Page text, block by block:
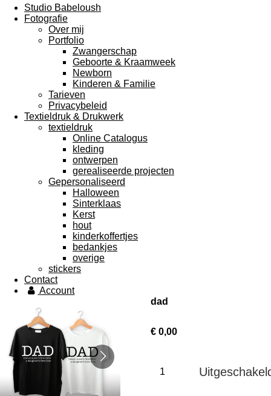
Studio Babeloush
Fotografie
Over mij
Portfolio
Zwangerschap
Geboorte & Kraamweek
Newborn
Kinderen & Familie
Tarieven
Privacybeleid
Textieldruk & Drukwerk
textieldruk
Online Catalogus
kleding
ontwerpen
gerealiseerde projecten
Gepersonaliseerd
Halloween
Sinterklaas
Kerst
hout
kinderkoffertjes
bedankjes
overige
stickers
Contact
Account
dad
€ 0,00